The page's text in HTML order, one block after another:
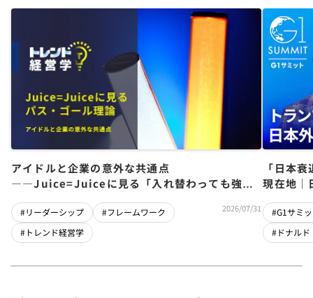
アイドルと企業の意外な共通点
――Juice=Juiceに見る「入れ替わっても強い
#リーダーシップ
#フレームワーク
#トレンド経営学
2026/07/31
「日本
現在地｜
#G1サミ
#ドナルド